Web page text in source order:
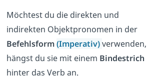
Möchtest du die direkten und
indirekten Objektpronomen in der
Befehlsform(Imperativ)verwenden,
hängst du sie mit einem Bindestrich
hinter das Verb an.